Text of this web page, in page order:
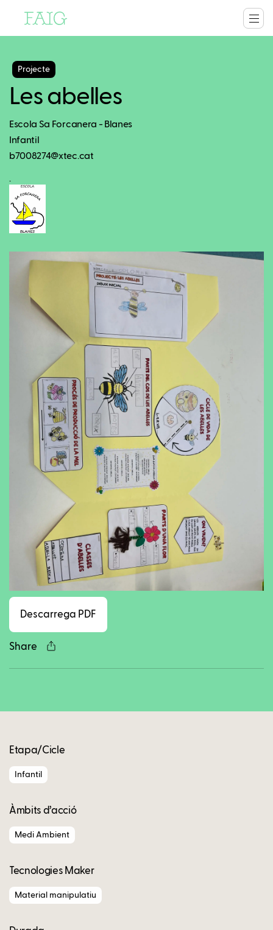
Projecte
Les abelles
Escola Sa Forcanera - Blanes
Infantil
b7008274@xtec.cat
.
Descarrega PDF
Share
Facebook
Twitter
LinkedIn
WhatsApp
Gmail
Etapa/Cicle
Infantil
Àmbits d’acció
Medi Ambient
Tecnologies Maker
Material manipulatiu